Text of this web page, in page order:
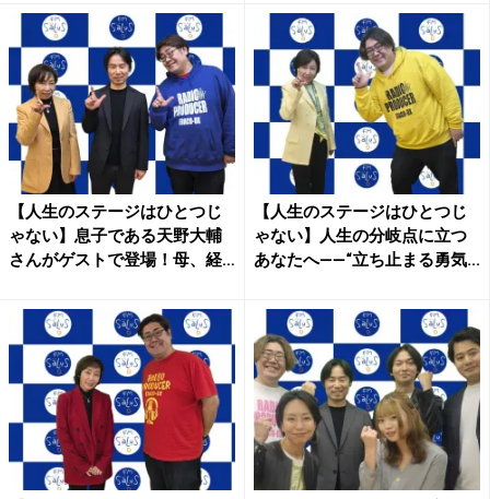
【人生のステージはひとつじ
ゃない】息子である天野大輔
さんがゲストで登場！母、経
【人生のステージはひとつじ
ゃない】人生の分岐点に立つ
あなたへ——“立ち止まる勇気...